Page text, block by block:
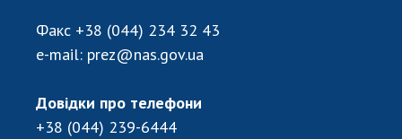
Наукові центри МОН та НАН України
Громадські організації
Факс +38 (044) 234 32 43
e-mail: prez@nas.gov.ua
Довідки про телефони
+38 (044) 239-6444